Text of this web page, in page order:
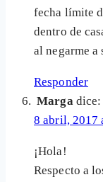
fecha límite
dentro de
al negarme a
Responder
Marga dice:
8 abril, 2017
¡Hola!
Respecto a